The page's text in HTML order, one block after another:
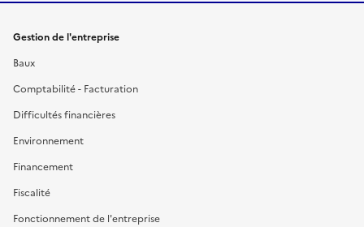
Gestion de l'entreprise
Baux
Comptabilité - Facturation
Difficultés financières
Environnement
Financement
Fiscalité
Fonctionnement de l'entreprise